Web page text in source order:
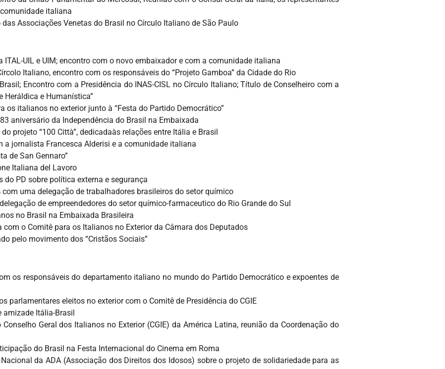
comunidade italiana
Associações Venetas do Brasil no Círculo Italiano de São Paulo
UIL e UIM; encontro com o novo embaixador e com a comunidade italiana
Italiano, encontro com os responsáveis do “Projeto Gamboa” da Cidade do Rio
Encontro com a Presidência do INAS-CISL no Círculo Italiano; Título de Conselheiro com a
Heráldica e Humanística”
os italianos no exterior junto à “Festa do Partido Democrático”
aniversário da Independência do Brasil na Embaixada
projeto “100 Città”, dedicadaàs relações entre Itália e Brasil
jornalista Francesca Alderisi e a comunidade italiana
de San Gennaro”
Italiana del Lavoro
PD sobre política externa e segurança
uma delegação de trabalhadores brasileiros do setor químico
de empreendedores do setor químico-farmaceutico do Rio Grande do Sul
no Brasil na Embaixada Brasileira
o Comitê para os Italianos no Exterior da Câmara dos Deputados
pelo movimento dos “Cristãos Sociais”
os responsáveis do departamento italiano no mundo do Partido Democrático e expoentes de
parlamentares eleitos no exterior com o Comitê de Presidência do CGIE
amizade Itália-Brasil
Geral dos Italianos no Exterior (CGIE) da América Latina, reunião da Coordenação do
do Brasil na Festa Internacional do Cinema em Roma
da ADA (Associação dos Direitos dos Idosos) sobre o projeto de solidariedade para as